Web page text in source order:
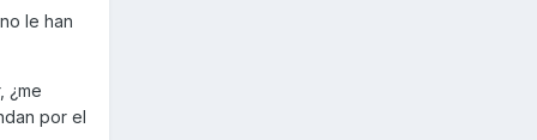
le han
¿me
por el